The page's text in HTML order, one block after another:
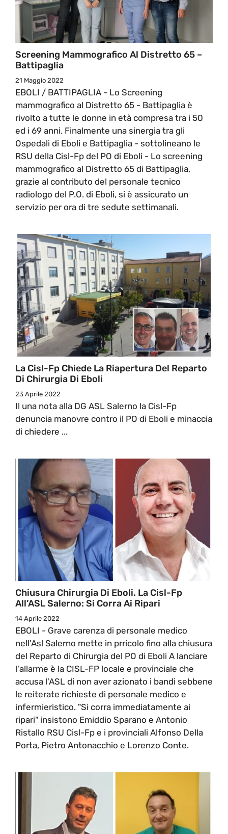
Screening Mammografico Al Distretto 65 –
Battipaglia
21 Maggio 2022
EBOLI / BATTIPAGLIA - Lo Screening
mammografico al Distretto 65 - Battipaglia è
rivolto a tutte le donne in età compresa tra i 50
ed i 69 anni. Finalmente una sinergia tra gli
Ospedali di Eboli e Battipaglia - sottolineano le
RSU della Cisl-Fp del PO di Eboli - Lo screening
mammografico al Distretto 65 di Battipaglia,
grazie al contributo del personale tecnico
radiologo del P.O. di Eboli, si è assicurato un
servizio per ora di tre sedute settimanali.
La Cisl-Fp Chiede La Riapertura Del Reparto
Di Chirurgia Di Eboli
23 Aprile 2022
Il una nota alla DG ASL Salerno la Cisl-Fp
denuncia manovre contro il PO di Eboli e minaccia
di chiedere ...
Chiusura Chirurgia Di Eboli. La Cisl-Fp
All’ASL Salerno: Si Corra Ai Ripari
14 Aprile 2022
EBOLI - Grave carenza di personale medico
nell’Asl Salerno mette in prricolo fino alla chiusura
del Reparto di Chirurgia del PO di Eboli A lanciare
l'allarme è la CISL-FP locale e provinciale che
accusa l'ASL di non aver azionato i bandi sebbene
le reiterate richieste di personale medico e
infermieristico. "Si corra immediatamente ai
ripari" insistono Emiddio Sparano e Antonio
Ristallo RSU Cisl-Fp e i provinciali Alfonso Della
Porta, Pietro Antonacchio e Lorenzo Conte.